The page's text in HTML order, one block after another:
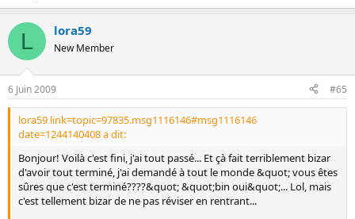
L lora59
New Member
6 Juin 2009 #65
lora59 link=topic=97835.msg1116146#msg1116146
date=1244140408 a dit:
Bonjour! Voilà c'est fini, j'ai tout passé... Et çà fait terriblement bizar
d'avoir tout terminé, j'ai demandé à tout le monde &quot; vous êtes
sûres que c'est terminé????&quot; &quot;bin oui&quot;... Lol, mais
c'est tellement bizar de ne pas réviser en rentrant...